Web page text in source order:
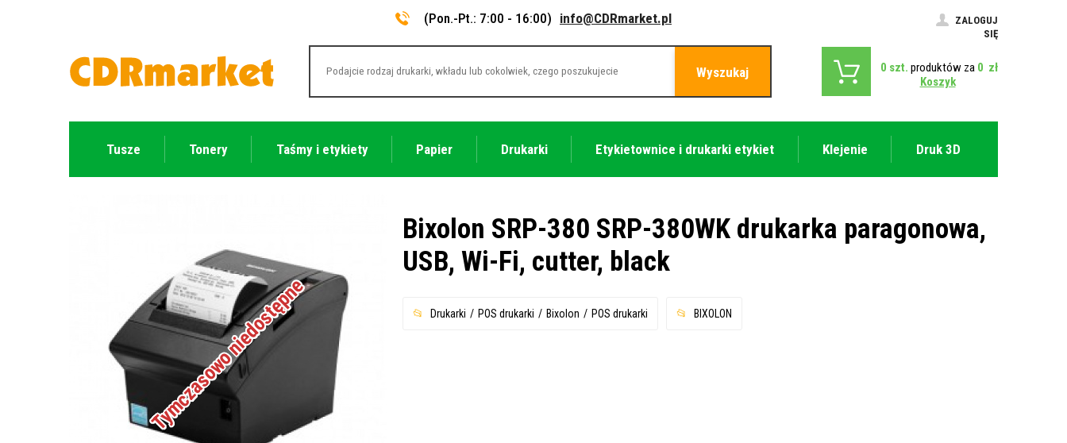
(Pon.-Pt.: 7:00 - 16:00) info@CDRmarket.pl
ZALOGUJ
SIĘ
Wyszukaj 0 szt. produktów za 0 zł
Koszyk
Tusze Tonery Taśmy i etykiety Papier Drukarki Etykietownice i drukarki etykiet Klejenie Druk 3D
Tymczasowo niedostępne
Bixolon SRP-380 SRP-380WK drukarka paragonowa,
USB, Wi-Fi, cutter, black
Drukarki POS drukarki Bixolon POS drukarki BIXOLON